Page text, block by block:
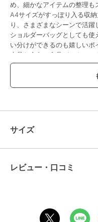
め、細かなアイテムの整理も
A4サイズがすっぽり入る収
り、さまざまなシーンで活躍
ショルダーバッグとしても
い分けができるのも嬉しいポ
上品な金色の金具がアクセ
ラス。
使いやすさと見た目の美し
グです。
ンセプトにした、バッグ・革
トレンドまで、ユーザーニー
【備考】内部：オープンポ
サイズ
レビュー・口コミ